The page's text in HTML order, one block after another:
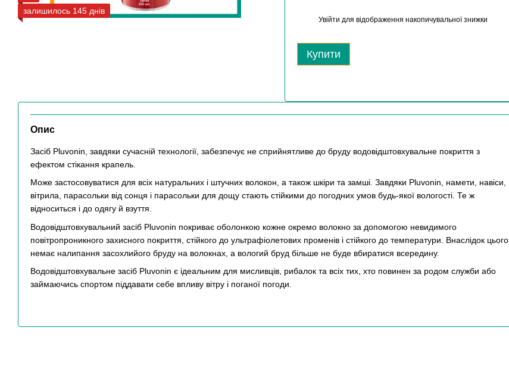
залишилось 145 днів
Увійти для відображення накопичувальної знижки
Купити
Опис
Засіб Pluvonin, завдяки сучасній технології, забезпечує не сприйнятливе до бруду водовідштовхувальне покриття з
ефектом стікання крапель.
Може застосовуватися для всіх натуральних і штучних волокон, а також шкіри та замші. Завдяки Pluvonin, намети, навіси,
вітрила, парасольки від сонця і парасольки для дощу стають стійкими до погодних умов будь-якої вологості. Те ж
відноситься і до одягу й взуття.
Водовідштовхувальний засіб Pluvonin покриває оболонкою кожне окремо волокно за допомогою невидимого
повітропроникного захисного покриття, стійкого до ультрафіолетових променів і стійкого до температури. Внаслідок цього
немає налипання засохлийого бруду на волокнах, а вологий бруд більше не буде вбиратися всередину.
Водовідштовхувальне засіб Pluvonin є ідеальним для мисливців, рибалок та всіх тих, хто повинен за родом служби або
займаючись спортом піддавати себе впливу вітру і поганої погоди.